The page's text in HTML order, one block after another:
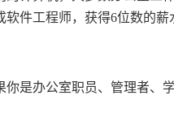
件工程师，获得6位数的薪
是办公室职员、管理者、